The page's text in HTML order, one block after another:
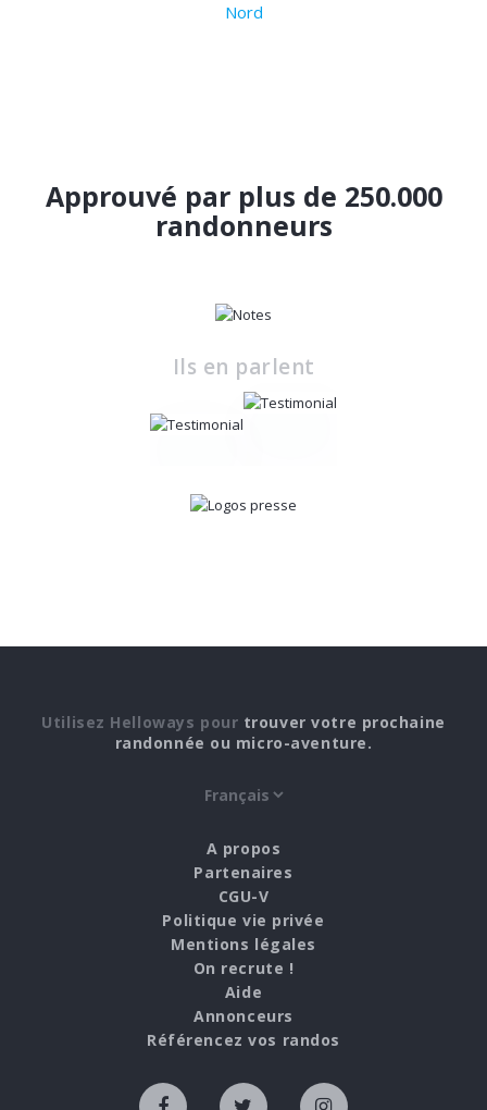
Nord
Approuvé par plus de 250.000
randonneurs
Ils en parlent
Utilisez Helloways pour trouver votre prochaine
randonnée ou micro-aventure.
A propos
Partenaires
CGU-V
Politique vie privée
Mentions légales
On recrute !
Aide
Annonceurs
Référencez vos randos